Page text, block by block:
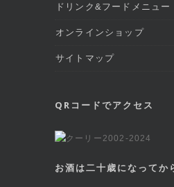
ドリンク&フードメニュー
オンラインショップ
サイトマップ
QRコードでアクセス
お酒は二十歳になってか